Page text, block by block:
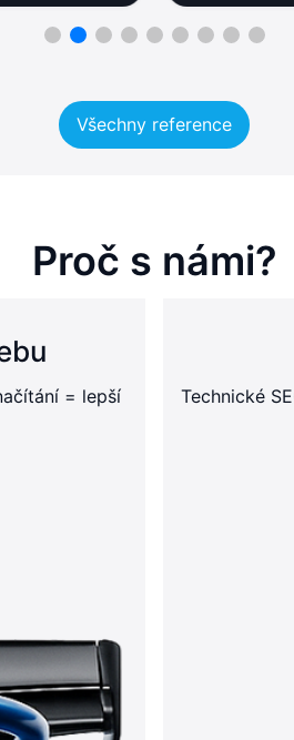
Všechny reference
Proč s námi?
= lepší
Technické